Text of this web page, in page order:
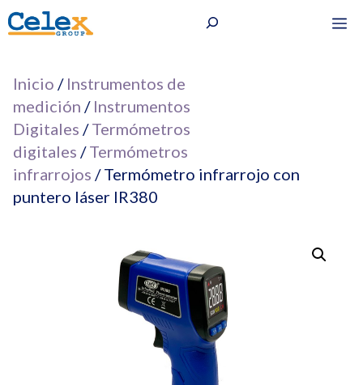
Saltar
al
Buscar
Inicio / Instrumentos de
medición / Instrumentos
Digitales /Termómetros
digitales /Termómetros
infrarrojos / Termómetro infrarrojo con
puntero láser IR380